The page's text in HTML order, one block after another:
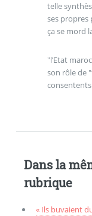
telle
ses propres
ça se mord
"l’Etat
son rôle de
Dans la
rubrique
« Ils buvaient